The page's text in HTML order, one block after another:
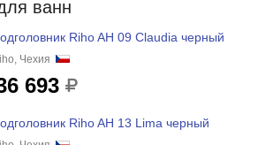
ванн
Riho AH 09 Claudia черный
Чехия
693
Riho AH 13 Lima черный